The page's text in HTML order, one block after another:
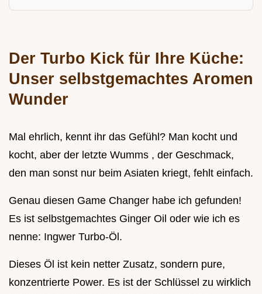
Der Turbo Kick für Ihre Küche:
Unser selbstgemachtes Aromen
Wunder
Mal ehrlich, kennt ihr das Gefühl? Man kocht und
kocht, aber der letzte Wumms , der Geschmack,
den man sonst nur beim Asiaten kriegt, fehlt einfach.
Genau diesen Game Changer habe ich gefunden!
Es ist selbstgemachtes Ginger Oil oder wie ich es
nenne: Ingwer Turbo-Öl.
Dieses Öl ist kein netter Zusatz, sondern pure,
konzentrierte Power. Es ist der Schlüssel zu wirklich